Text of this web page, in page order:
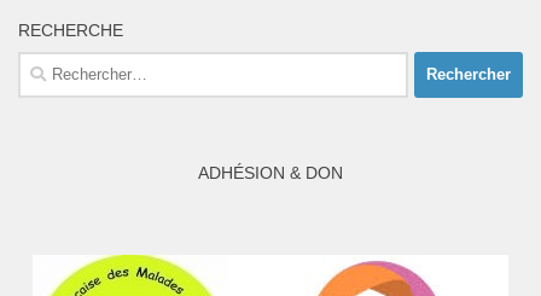
RECHERCHE
Rechercher :
ADHÉSION & DON